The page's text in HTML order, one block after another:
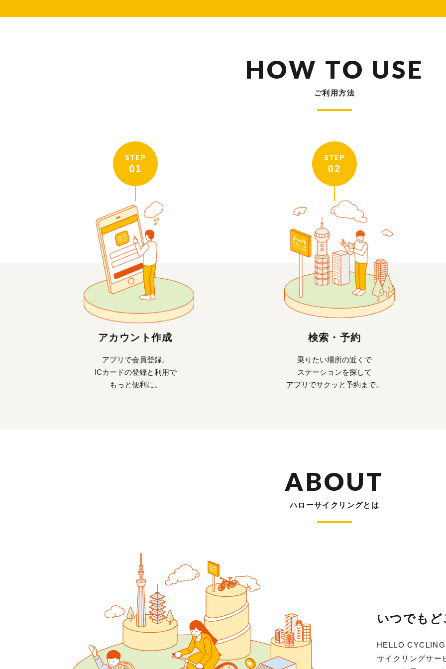
HOW TO USE
ご利用方法
STEP
01
アカウント作成
アプリで会員登録。
ICカードの登録と利用で
もっと便利に。
STEP
02
検索・予約
乗りたい場所の近くで
ステーションを探して
アプリでサクッと予約まで。
ABOUT
ハローサイクリングとは
いつでも
HELLO
サイクリングサー